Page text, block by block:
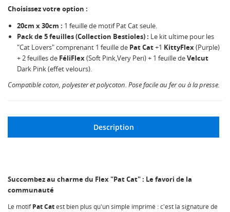
Choisissez votre option :
20cm x 30cm : 1 feuille de motif Pat Cat seule.
Pack de 5 feuilles (Collection Bestioles) : Le kit ultime pour les
"Cat Lovers" comprenant 1 feuille de Pat Cat+1 KittyFlex(Purple)
+ 2 feuilles de FéliFlex(Soft Pink,Very Peri) + 1 feuille deVelcut
Dark Pink (effet velours).
Compatible coton, polyester et polycoton. Pose facile au fer ou à la presse.
Description
Succombez au charme du Flex "Pat Cat" : Le favori de la
communauté
Le motifPat Catest bien plus qu'un simple imprimé : c'est la signature de